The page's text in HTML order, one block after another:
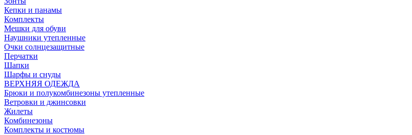
Кепки и панамы
Комплекты
Мешки для обуви
Наушники утепленные
Очки солнцезащитные
Перчатки
Шапки
Шарфы и снуды
ВЕРХНЯЯ ОДЕЖДА
Брюки и полукомбинезоны утепленные
Ветровки и джинсовки
Жилеты
Комбинезоны
Комплекты и костюмы